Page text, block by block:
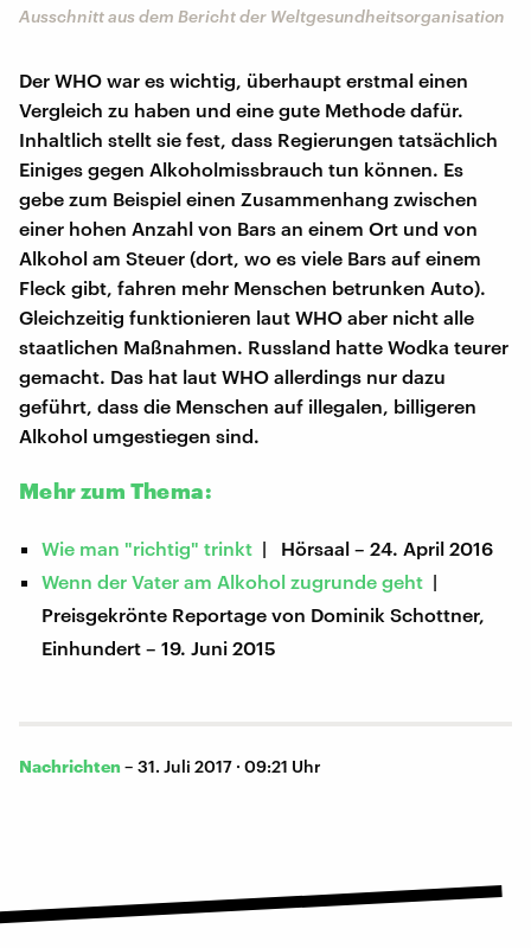
Ausschnitt aus dem Bericht der Weltgesundheitsorganisation
Der WHO war es wichtig, überhaupt erstmal einen
Vergleich zu haben und eine gute Methode dafür.
Inhaltlich stellt sie fest, dass Regierungen tatsächlich
Einiges gegen Alkoholmissbrauch tun können. Es
gebe zum Beispiel einen Zusammenhang zwischen
einer hohen Anzahl von Bars an einem Ort und von
Alkohol am Steuer (dort, wo es viele Bars auf einem
Fleck gibt, fahren mehr Menschen betrunken Auto).
Gleichzeitig funktionieren laut WHO aber nicht alle
staatlichen Maßnahmen. Russland hatte Wodka teurer
gemacht. Das hat laut WHO allerdings nur dazu
geführt, dass die Menschen auf illegalen, billigeren
Alkohol umgestiegen sind.
Mehr zum Thema:
Wie man "richtig" trinkt | Hörsaal – 24. April 2016
Wenn der Vater am Alkohol zugrunde geht |
Preisgekrönte Reportage von Dominik Schottner,
Einhundert – 19. Juni 2015
Nachrichten – 31. Juli 2017 · 09:21 Uhr